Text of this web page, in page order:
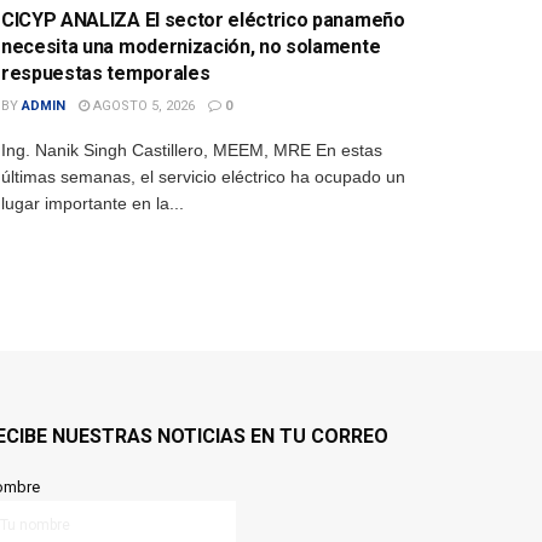
CICYP ANALIZA El sector eléctrico panameño
necesita una modernización, no solamente
respuestas temporales
BY ADMIN AGOSTO 5, 2026 0
Ing. Nanik Singh Castillero, MEEM, MRE En estas
últimas semanas, el servicio eléctrico ha ocupado un
lugar importante en la...
NUESTRAS NOTICIAS EN TU CORREO